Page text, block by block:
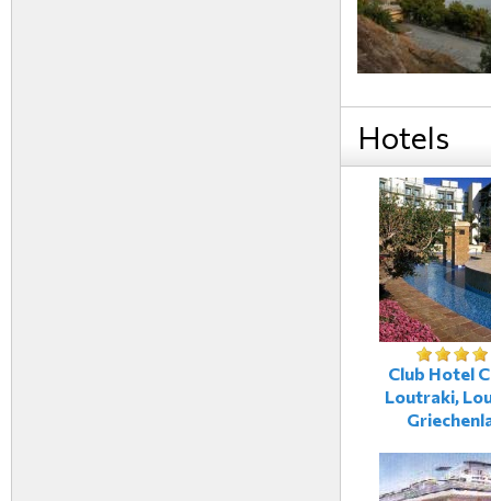
Hotels
Club Hotel
Loutraki,